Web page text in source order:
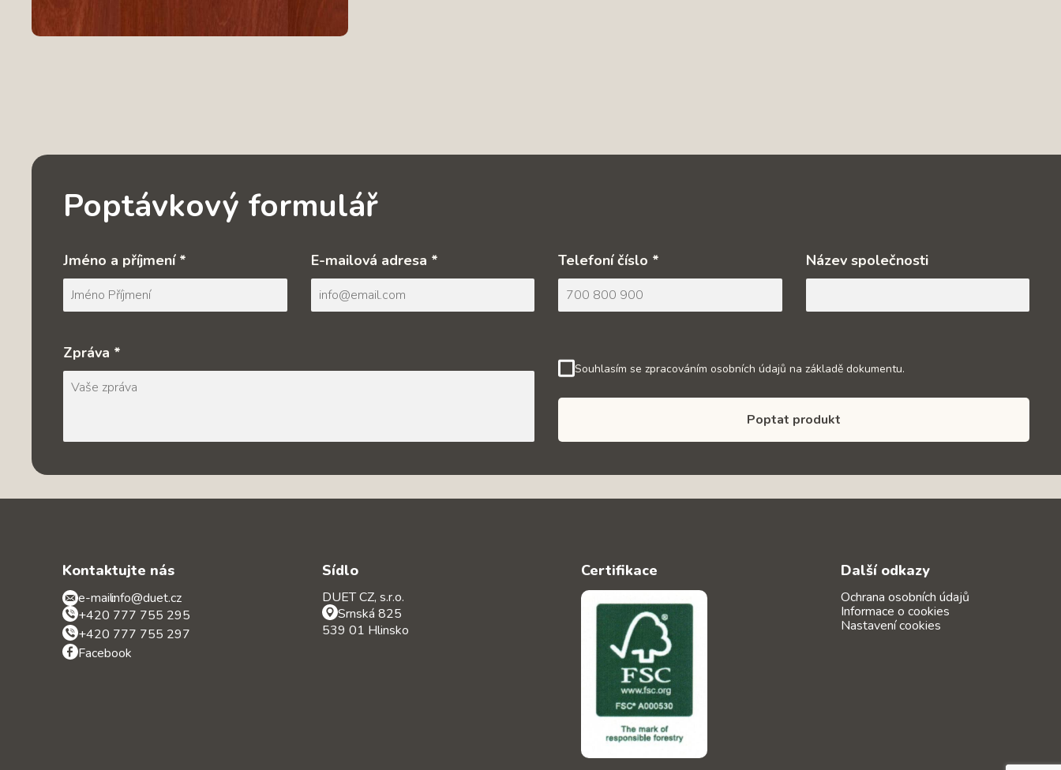
Poptávkový formulář
Jméno a příjmení * E-mailová adresa * Telefoní číslo * Název společnosti
Zpráva *
Souhlasím se zpracováním osobních údajů na základě dokumentu.
Poptat produkt
Kontaktujte nás
e-mail:info@duet.cz
+420 777 755 295
+420 777 755 297
Facebook
Sídlo
DUET CZ, s.r.o.
Srnská 825
539 01 Hlinsko
Certifikace Další odkazy
Ochrana osobních údajů
Informace o cookies
Nastavení cookies